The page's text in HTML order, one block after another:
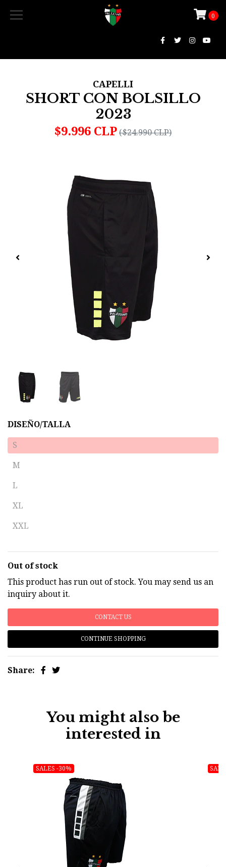
0
CAPELLI
SHORT CON BOLSILLO
2023
$9.996 CLP ($24.990 CLP)
DISEÑO/TALLA
S
M
L
XL
XXL
Out of stock
This product has run out of stock. You may send us an
inquiry about it.
CONTACT US
CONTINUE SHOPPING
Share:
You might also be
interested in
SALES -30%